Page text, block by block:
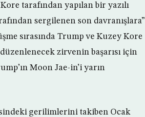
tarafından yapılan bir yazılı
sergilenen son davranışlara”
sırasında Trump ve Kuzey Kore
zirvenin başarısı için
Moon Jae-in’i yarın
gerilimlerini takiben Ocak